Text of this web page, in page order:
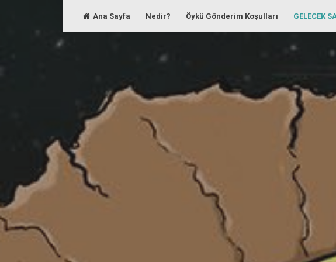
Ana Sayfa Nedir? Öykü Gönderim Koşulları GELECEK